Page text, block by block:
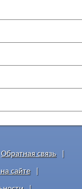
Обратная связь
сайте